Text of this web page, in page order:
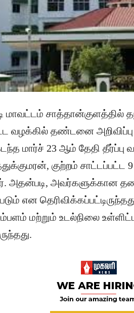
மாவட்டம்
வழக்கில் தண்டனை
மார்ச் 23 ஆம் தேதி தீர்ப்பு
குற்றம்
அதன்படி, அவர்களுக்கான
என
மற்றும் உடல்நிலை